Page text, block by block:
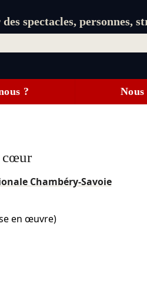
spectacles, personnes,
?
cœur
Chambéry-Savoie
en œuvre)